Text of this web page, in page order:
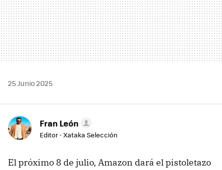
25 Junio 2025
Fran León
Editor - Xataka Selección
El próximo 8 de julio, Amazon dará el pistoletazo